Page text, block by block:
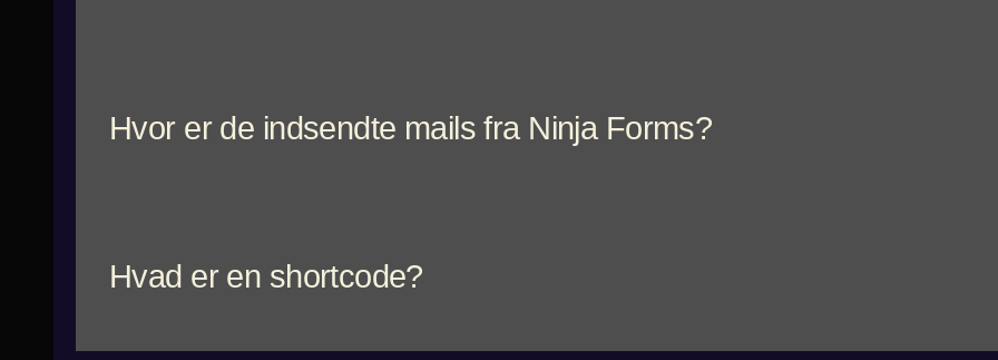
Hvor er de indsendte mails fra Ninja Forms?
Hvad er en shortcode?